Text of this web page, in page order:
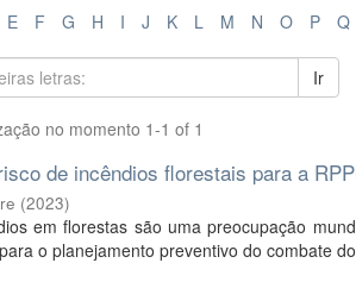
E F G H I J K L M N O P Q
Ir
no momento 1-1 of 1
de incêndios florestais para a
(2023)
em florestas são uma preocupação
o planejamento preventivo do combate